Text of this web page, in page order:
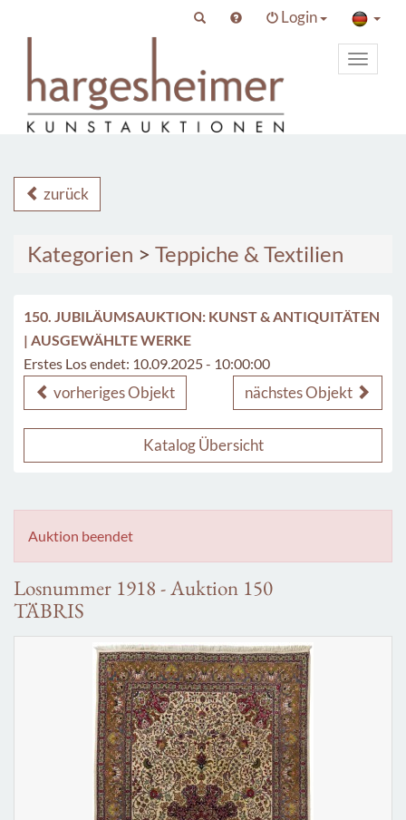
Login
Toggle
zurück
Kategorien > Teppiche & Textilien
150. JUBILÄUMSAUKTION: KUNST & ANTIQUITÄTEN
| AUSGEWÄHLTE WERKE
Erstes Los endet: 10.09.2025 - 10:00:00
vorheriges Objekt nächstes Objekt
Katalog Übersicht
Auktion beendet
Losnummer 1918 - Auktion 150
TÄBRIS